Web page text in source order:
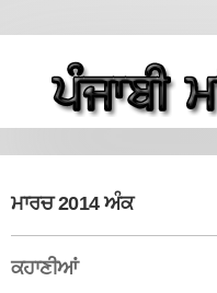
ਮਾਰਚ 2014 ਅੰਕ
ਕਹਾਣੀਆਂ